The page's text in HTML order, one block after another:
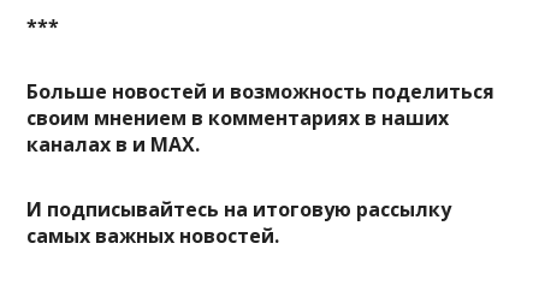
***
Больше новостей и возможность поделиться
своим мнением в комментариях в наших
каналах в и MAX.
И подписывайтесь на итоговую рассылку
самых важных новостей.